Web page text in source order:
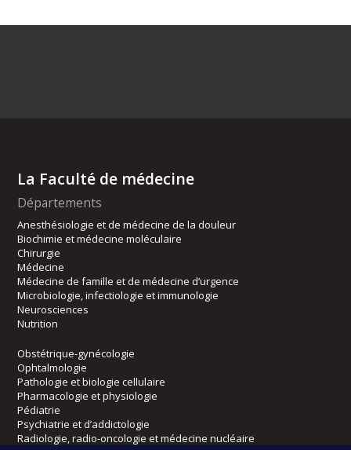
La Faculté de médecine
Départements
Anesthésiologie et de médecine de la douleur
Biochimie et médecine moléculaire
Chirurgie
Médecine
Médecine de famille et de médecine d’urgence
Microbiologie, infectiologie et immunologie
Neurosciences
Nutrition
Obstétrique-gynécologie
Ophtalmologie
Pathologie et biologie cellulaire
Pharmacologie et physiologie
Pédiatrie
Psychiatrie et d’addictologie
Radiologie, radio-oncologie et médecine nucléaire